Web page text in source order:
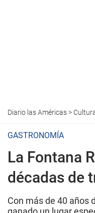
Diario las Américas>
GASTRONOMÍA
La Fontana
décadas de
Con más de 40 años